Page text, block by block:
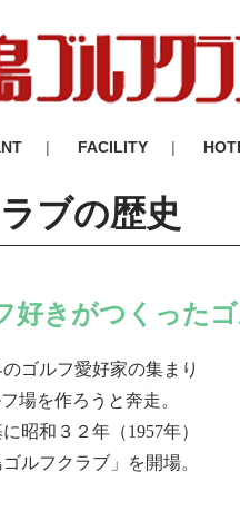
FACILITY
ブの歴史
好きがつくった
ゴルフ愛好家の集まり
場を作ろうと奔走。
昭和３２年（1957年）
ルフクラブ」を開場。